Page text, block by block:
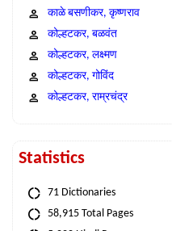
काळे बसणीकर, कृष्णराव
कोल्हटकर, बळवंत
कोल्हटकर, लक्ष्मण
कोल्हटकर, गोविंद
कोल्हटकर, राम्रचंद्र
Statistics
71 Dictionaries
58,915 Total Pages